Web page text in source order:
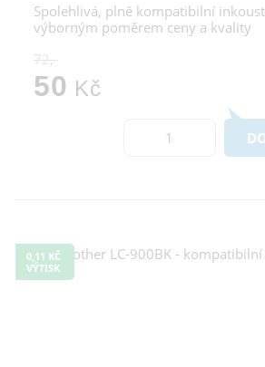
Spolehlivá, plně kompatibilní
výborným poměrem ceny a kvality
72,-
50 Kč
0,11 KČ
VÝTISK